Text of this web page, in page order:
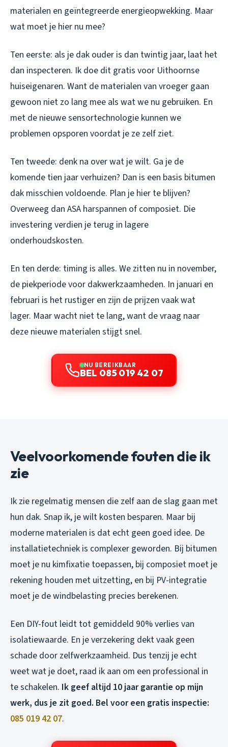
materialen en geïntegreerde energieopwekking. Maar
wat moet je hier nu mee?
Ten eerste: als je dak ouder is dan twintig jaar, laat het
dan inspecteren. Ik doe dit gratis voor Uithoornse
huiseigenaren. Want de materialen van vroeger gaan
gewoon niet zo lang mee als wat we nu gebruiken. En
met de nieuwe sensortechnologie kunnen we
problemen opsporen voordat je ze zelf ziet.
Ten tweede: denk na over wat je wilt. Ga je de
komende tien jaar verhuizen? Dan is een basis bitumen
dak misschien voldoende. Plan je hier te blijven?
Overweeg dan ASA harspannen of composiet. Die
investering verdien je terug in lagere
onderhoudskosten.
En ten derde: timing is alles. We zitten nu in november,
de piekperiode voor dakwerkzaamheden. In januari en
februari is het rustiger en zijn de prijzen vaak wat
lager. Maar wacht niet te lang, want de vraag naar
deze nieuwe materialen stijgt snel.
NU BEREIKBAAR
BEL 085 019 42 07
Veelvoorkomende fouten die ik
zie
Ik zie regelmatig mensen die zelf aan de slag gaan met
hun dak. Snap ik, je wilt kosten besparen. Maar bij
moderne materialen is dat echt geen goed idee. De
installatietechniek is complexer geworden. Bij bitumen
moet je nu kimfixatie toepassen, bij composiet moet je
rekening houden met uitzetting, en bij PV-integratie
moet je de windbelasting precies berekenen.
Een DIY-fout leidt tot gemiddeld 90% verlies van
isolatiewaarde. En je verzekering dekt vaak geen
schade door zelfwerkzaamheid. Dus tenzij je echt
weet wat je doet, raad ik aan om een professional in
te schakelen. Ik geef altijd 10 jaar garantie op mijn
werk, dus je zit goed. Bel voor een gratis inspectie:
085 019 42 07.